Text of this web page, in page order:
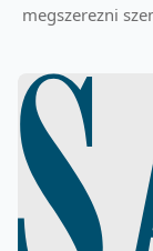
megszerezni